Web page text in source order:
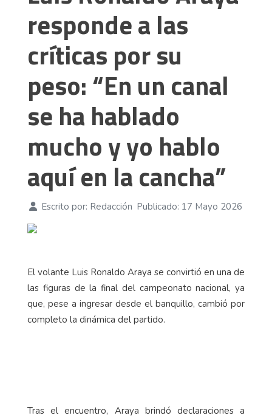
responde a las
críticas por su
peso: “En un canal
se ha hablado
mucho y yo hablo
aquí en la cancha”
Escrito por: Redacción Publicado: 17 Mayo 2026
El volante Luis Ronaldo Araya se convirtió en una de
las figuras de la final del campeonato nacional, ya
que, pese a ingresar desde el banquillo, cambió por
completo la dinámica del partido.
Tras el encuentro, Araya brindó declaraciones a